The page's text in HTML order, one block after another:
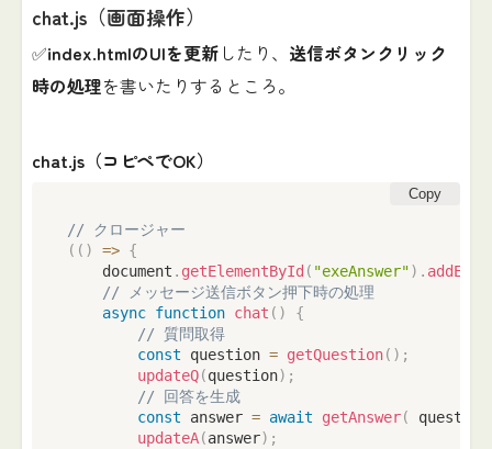
chat.js（画面操作）
✅index.htmlのUIを更新したり、 送信ボタンクリック
時の処理を書いたりするところ。
chat.js（コピペでOK）
Copy
// クロージャー
( ( ) => {
    document
. getElementById ( "exeAnswer") .
// メッセージ送信ボタン押下時の処理
async function chat ( )
{
// 質問取得
const question = getQuestion( ) ;
updateQ(question) ;
// 回答を生成
const answer = await getAnswer(
updateA(answer) ;